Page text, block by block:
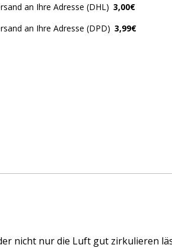
an Ihre Adresse (DHL) 3,00€
an Ihre Adresse (DPD) 3,99€
nicht nur die Luft gut zirkulieren